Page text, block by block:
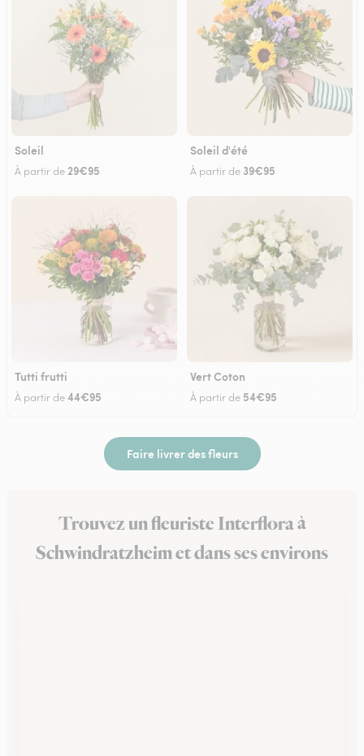
Soleil
À partir de 29€95
Soleil d'été
À partir de 39€95
Tutti frutti
À partir de44€95
Vert Coton
À partir de 54€95
Faire livrer des fleurs
Trouvez un fleuriste Interflora à
Schwindratzheim et dans ses environs